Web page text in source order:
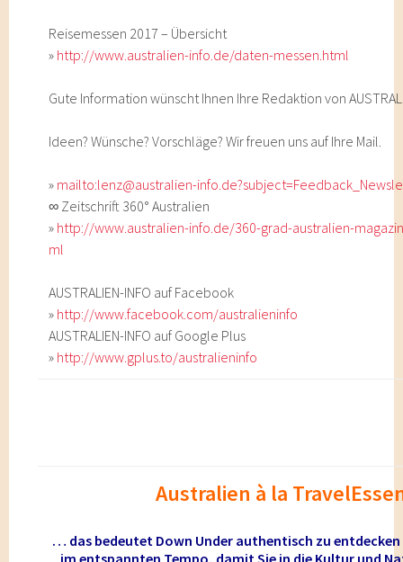
Reisemessen 2017 – Übersicht
» http://www.australien-info.de/daten-messen.html
Gute Information wünscht Ihnen Ihre Redaktion von
Ideen? Wünsche? Vorschläge? Wir freuen uns auf Ihre Mail.
» mailto:lenz@australien-
∞ Zeitschrift 360° Australien
» http://www.australien-info.de/360-grad-australien-
ml
AUSTRALIEN-INFO auf Facebook
» http://www.facebook.com/australieninfo
AUSTRALIEN-INFO auf Google Plus
» http://www.gplus.to/australieninfo
Australien à la
… das bedeutet Down Under authentisch zu entdecken
im entspannten Tempo, damit Sie in die Kultur und